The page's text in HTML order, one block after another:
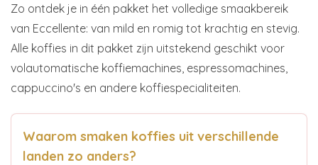
Zo ontdek je in één pakket het volledige smaakbereik
van Eccellente: van mild en romig tot krachtig en stevig.
Alle koffies in dit pakket zijn uitstekend geschikt voor
volautomatische koffiemachines, espressomachines,
cappuccino's en andere koffiespecialiteiten.
Waarom smaken koffies uit verschillende
landen zo anders?